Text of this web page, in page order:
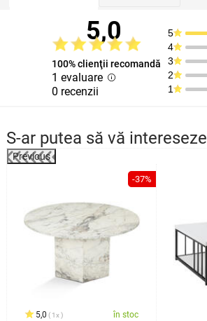
5,0
100% clienţii recomandă
1 evaluare
0 recenzii
5
4
3
2
1
S-ar putea să vă intereseze
Previous
-37%
5,0 1x în stoc